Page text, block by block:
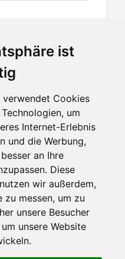
ist
verwendet Cookies
um
Internet-Erlebnis
und die Werbung,
an Ihre
Diese
wir außerdem,
zu messen, um zu
unsere Besucher
unsere Website
Business Partners
Investors
Media
Facebook